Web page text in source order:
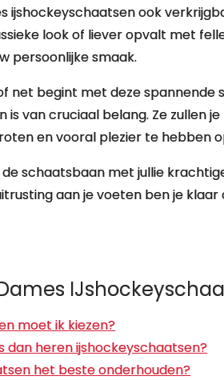
ijshockeyschaatsen ook
look of liever opvalt met
persoonlijke smaak.
net begint met deze spannende
van cruciaal belang. Ze zullen
en vooral plezier te hebben
schaatsbaan met jullie
aan je voeten ben je
moet ik kiezen?
dan heren ijshockeyschaatsen?
het beste onderhouden?